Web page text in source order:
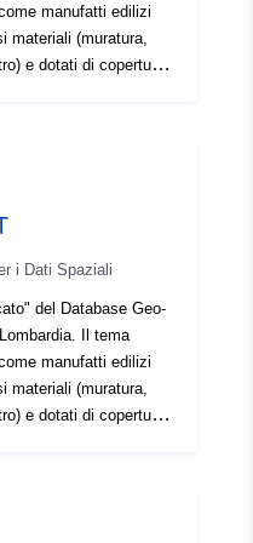
0655-479d-b1bb-
manufatti edilizi
materiali (muratura,
e dotati di copertura.
produttivo,
sono:;Unità
è caratterizzato
vani tecnici, bow
tetto, cupola,
che descrivono il
colmo, gronde, ecc.).
catastale”
i Dati Spaziali
del Database Geo-
Il tema
manufatti edilizi
materiali (muratura,
e dotati di copertura.
produttivo,
sono:;Unità